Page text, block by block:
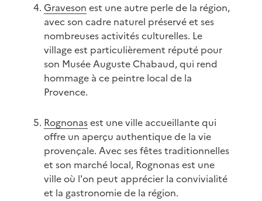
Graveson est une autre perle de la région,
avec son cadre naturel préservé et ses
nombreuses activités culturelles. Le
village est particulièrement réputé pour
son Musée Auguste Chabaud, qui rend
hommage à ce peintre local de la
Provence.
Rognonasest une ville accueillante qui
offre un aperçu authentique de la vie
provençale. Avec ses fêtes traditionnelles
et son marché local, Rognonas est une
ville où l'on peut apprécier la convivialité
et la gastronomie de la région.